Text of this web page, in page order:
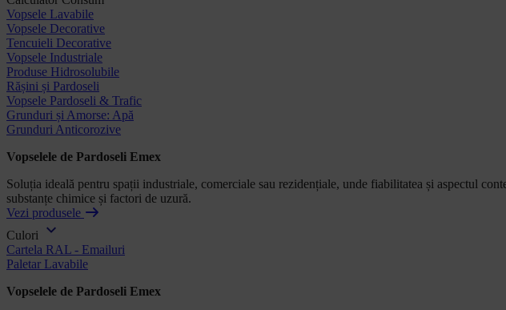
Vopsele Lavabile
Vopsele Decorative
Tencuieli Decorative
Vopsele Industriale
Produse Hidrosolubile
Rășini și Pardoseli
Vopsele Pardoseli & Trafic
Grunduri și Amorse: Apă
Grunduri Anticorozive
Vopselele de Pardoseli Emex
Soluția ideală pentru spații industriale, comerciale sau rezidențiale, unde fiabilitatea și aspectul
substanțe chimice și factori de uzură.
Vezi produsele
Culori
Cartela RAL - Emailuri
Paletar Lavabile
Vopselele de Pardoseli Emex